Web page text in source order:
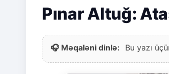
Pınar Altuğ:
🎧 Məqaləni dinlə: Bu yazı